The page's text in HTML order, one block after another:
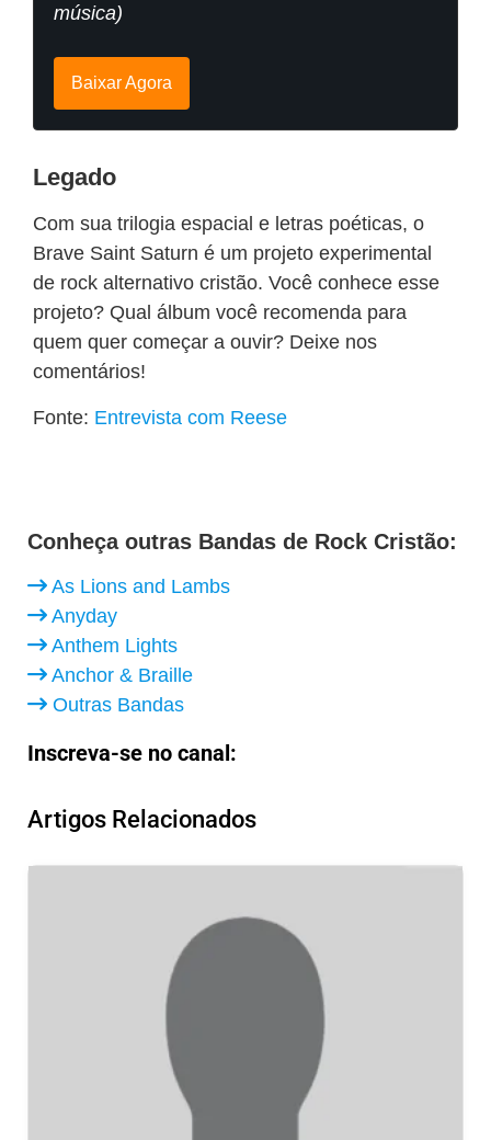
música)
Baixar Agora
Legado
Com sua trilogia espacial e letras poéticas, o
Brave Saint Saturn é um projeto experimental
de rock alternativo cristão. Você conhece esse
projeto? Qual álbum você recomenda para
quem quer começar a ouvir? Deixe nos
comentários!
Fonte: Entrevista com Reese
Conheça outras Bandas de Rock Cristão:
As Lions and Lambs
Anyday
Anthem Lights
Anchor & Braille
Outras Bandas
Inscreva-se no canal:
Artigos Relacionados